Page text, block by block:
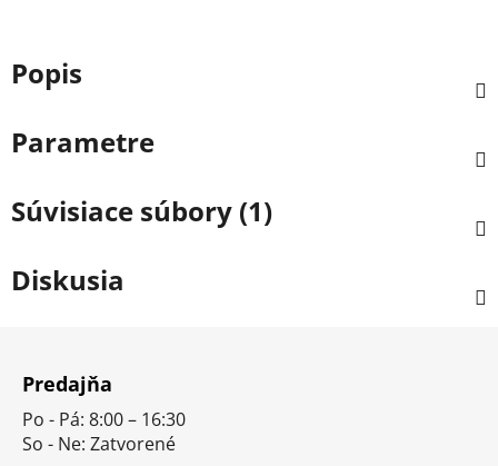
Popis
Parametre
Súvisiace súbory (1)
Diskusia
Predajňa
Po - Pá: 8:00 – 16:30
So - Ne: Zatvorené